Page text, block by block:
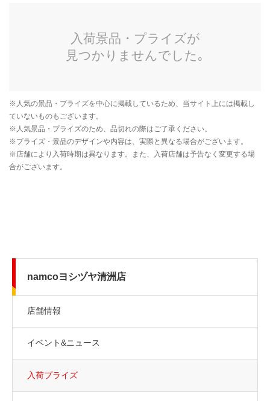
namcoヨシヅヤ清洲店
店舗情報
イベント&ニュース
入荷プライズ